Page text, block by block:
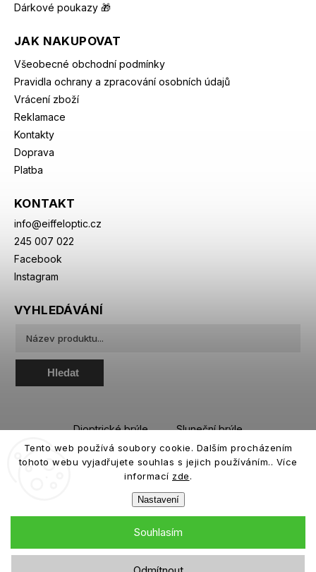
Tento web používá soubory cookie. Dalším procházením
tohoto webu vyjadřujete souhlas s jejich používáním.. Více
informací zde.
Nastavení
Souhlasím
Dárkové poukazy 🎁
JAK NAKUPOVAT
Všeobecné obchodní podmínky
Pravidla ochrany a zpracování osobních údajů
Vrácení zboží
Reklamace
Kontakty
Doprava
Platba
KONTAKT
info@eiffeloptic.cz
245 007 022
Facebook
Instagram
VYHLEDÁVÁNÍ
Hledat
Dioptrické brýle
Sluneční brýle
Sportovní brýle
Kontaktní čočky
Roztoky a oční kapky
Copyright 2026eiffeloptic.cz. Všechna práva vyhrazena.